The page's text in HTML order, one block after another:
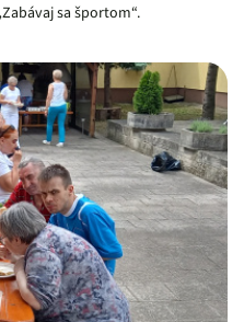
sa športom“.